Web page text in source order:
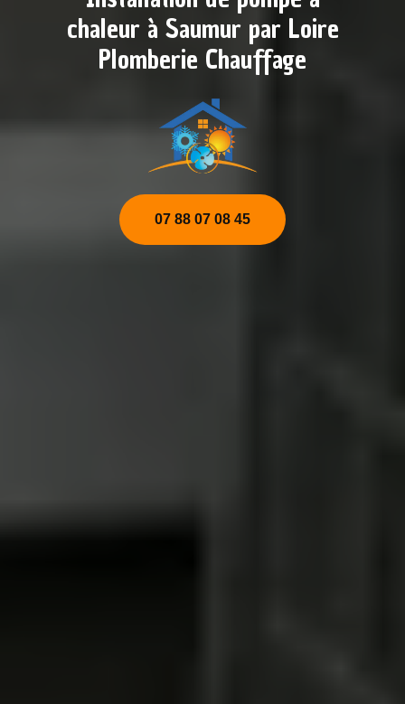
chaleur à Saumur par Loire
Plomberie Chauffage
07 88 07 08 45